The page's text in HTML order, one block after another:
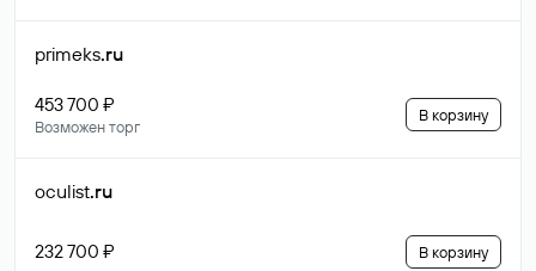
primeks.ru
453 700 ₽
Возможен торг
В корзину
oculist.ru
232 700 ₽ В корзину